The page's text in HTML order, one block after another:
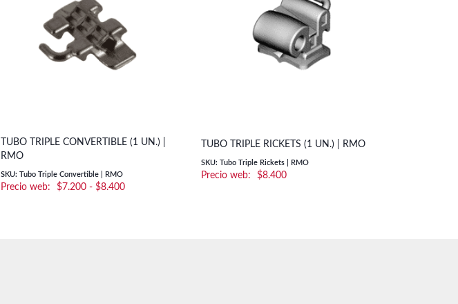
TUBO TRIPLE CONVERTIBLE (1 UN.) |
RMO
SKU: Tubo Triple Convertible | RMO
$7.200 - $8.400Rango
TUBO TRIPLE RICKETS (1 UN.) | RMO
SKU: Tubo Triple Rickets | RMO
$8.400